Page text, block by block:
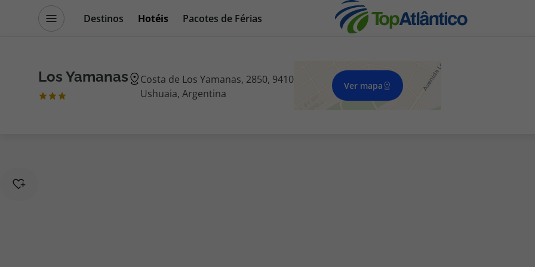
Destinos Hotéis
Pacotes de Férias
Los Yamanas
Costa de Los Yamanas, 2850, 9410
Ushuaia, Argentina
Ver mapa